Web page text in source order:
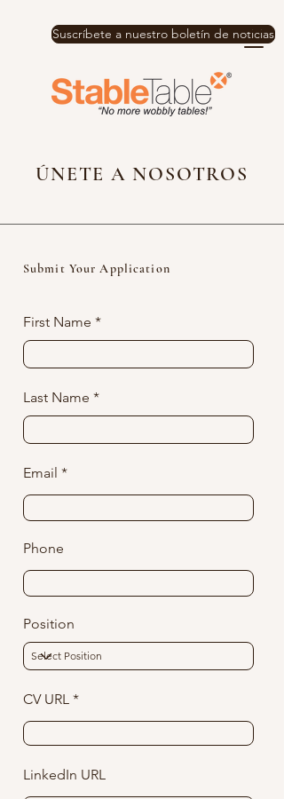
Suscríbete a nuestro boletín de noticias
ÚNETE A NOSOTROS
Submit Your Application
First Name
Last Name
Email
Phone
Position
CV URL
LinkedIn URL